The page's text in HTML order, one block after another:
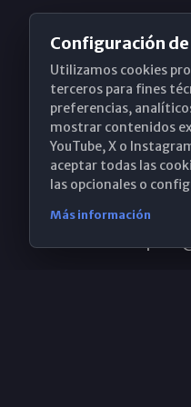
Santa
(+34) 952
Configuración
Utilizamos cookies
terceros para fines
preferencias,
mostrar contenidos
YouTube, X o
aceptar todas las
las opcionales o
Más información